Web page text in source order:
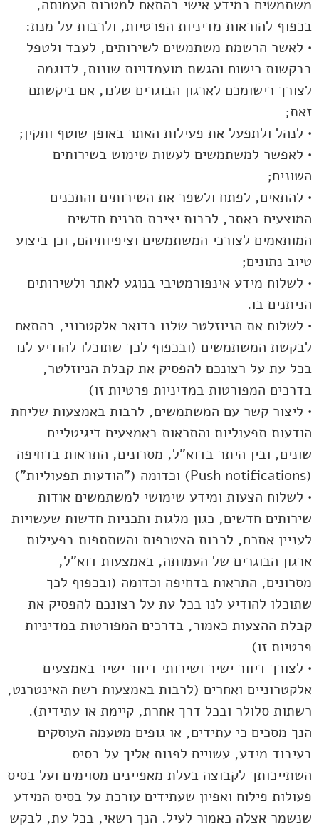
משתמשים במידע אישי בהתאם למטרות העמותה,
בכפוף להוראות מדיניות הפרטיות, ולרבות על מנת:
• לאשר הרשמת משתמשים לשירותים, לעבד ולטפל
בבקשות רישום והגשת מועמדויות שונות, לדוגמה
לצורך רישומכם לארגון הבוגרים שלנו, אם ביקשתם
זאת;
• לנהל ולתפעל את פעילות האתר באופן שוטף ותקין;
• לאפשר למשתמשים לעשות שימוש בשירותים
השונים;
• להתאים, לפתח ולשפר את השירותים והתכנים
המוצעים באתר, לרבות יצירת תכנים חדשים
המותאמים לצורכי המשתמשים וציפיותיהם, וכן ביצוע
טיוב נתונים;
• לשלוח מידע אינפורמטיבי בנוגע לאתר ולשירותים
הניתנים בו.
• לשלוח את הניוזלטר שלנו בדואר אלקטרוני, בהתאם
לבקשת המשתמשים (ובכפוף לכך שתוכלו להודיע לנו
בכל עת על רצונכם להפסיק את קבלת הניוזלטר,
בדרכים המפורטות במדיניות פרטיות זו)
• ליצור קשר עם המשתמשים, לרבות באמצעות שליחת
הודעות תפעוליות והתראות באמצעים דיגיטליים
שונים, ובין היתר בדוא"ל, מסרונים, התראות בדחיפה
(Push notifications) וכדומה ("הודעות תפעוליות")
• לשלוח הצעות ומידע שימושי למשתמשים אודות
שירותים חדשים, כגון מלגות ותכניות חדשות שעשויות
לעניין אתכם, לרבות הצטרפות והשתתפות בפעילות
ארגון הבוגרים של העמותה, באמצעות דוא"ל,
מסרונים, התראות בדחיפה וכדומה (ובכפוף לכך
שתוכלו להודיע לנו בכל עת על רצונכם להפסיק את
קבלת ההצעות כאמור, בדרכים המפורטות במדיניות
פרטיות זו)
• לצורך דיוור ישיר ושירותי דיוור ישיר באמצעים
אלקטרוניים ואחרים (לרבות באמצעות רשת האינטרנט,
רשתות סלולר ובכל דרך אחרת, קיימת או עתידית).
הנך מסכים כי עתידים, או גופים מטעמה העוסקים
בעיבוד מידע, עשויים לפנות אליך על בסיס
השתייכותך לקבוצה בעלת מאפיינים מסוימים ועל בסיס
פעולות פילוח ואפיון שעתידים עורכת על בסיס המידע
שנשמר אצלה כאמור לעיל. הנך רשאי, בכל עת, לבקש